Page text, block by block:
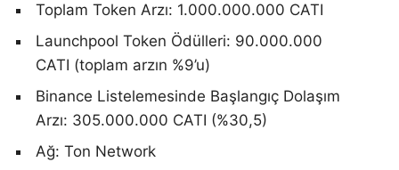
Toplam Token Arzı: 1.000.000.000 CATI
Launchpool Token Ödülleri: 90.000.000
CATI (toplam arzın %9’u)
Binance Listelemesinde Başlangıç Dolaşım
Arzı: 305.000.000 CATI (%30,5)
Ağ: Ton Network